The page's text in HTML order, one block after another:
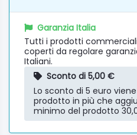
Garanzia Italia
Tutti i prodotti
coperti da regolare
Italiani.
Sconto di 5,00 €
Lo sconto di 5 euro
prodotto in più che
minimo del prodotto